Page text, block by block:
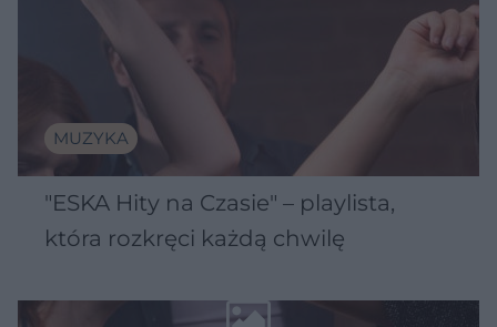
MUZYKA
"ESKA Hity na Czasie" – playlista,
która rozkręci każdą chwilę